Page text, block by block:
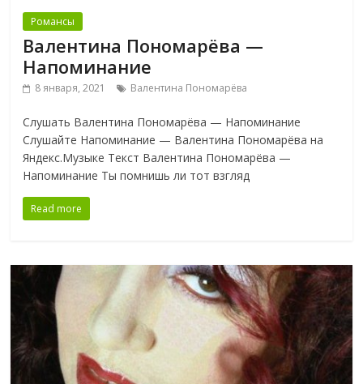
Романсы
Валентина Пономарёва —
Напоминание
8 января, 2021 Валентина Пономарёва
Слушать Валентина Пономарёва — Напоминание
Слушайте Напоминание — Валентина Пономарёва на
Яндекс.Музыке Текст Валентина Пономарёва —
Напоминание Ты помнишь ли тот взгляд
Read more